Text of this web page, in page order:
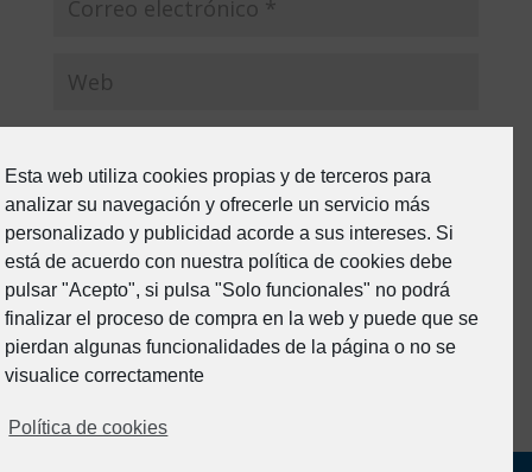
Esta web utiliza cookies propias y de terceros para
analizar su navegación y ofrecerle un servicio más
personalizado y publicidad acorde a sus intereses. Si
está de acuerdo con nuestra política de cookies debe
pulsar "Acepto", si pulsa "Solo funcionales" no podrá
finalizar el proceso de compra en la web y puede que se
pierdan algunas funcionalidades de la página o no se
visualice correctamente
Política de cookies
5 − cuatro =